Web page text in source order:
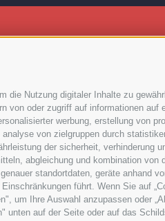
Nutzung digitaler Inhalte zu
oder zugriff auf informationen auf
werbung, erstellung von
von zielgruppen durch
der sicherheit, verhinderung
abgleichung und kombination von
standortdaten, geräte anhand
führt. Wenn Sie auf
um Ihre Auswahl anzupassen oder
unten auf der Seite oder auf das